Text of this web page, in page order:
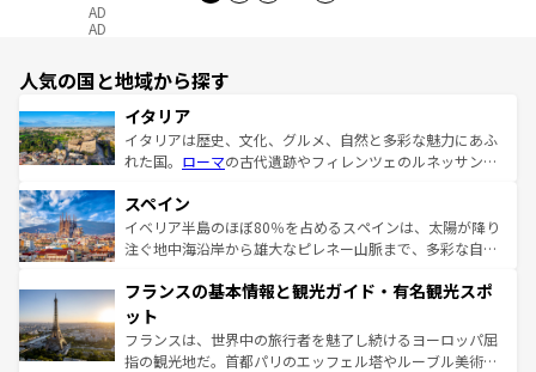
AD
AD
人気の国と地域から探す
イタリア
イタリアは歴史、文化、グルメ、自然と多彩な魅力にあふ
れた国。 ローマの古代遺跡やフィレンツェのルネッサンス
ろん、トスカーナの美しい田園風景やアマルフィ海岸の絶
景など、自然景観も見逃せない。観光の合間には、本場の
ピザやパスタなど、絶品のイタリア料理を堪能することも
ませてくれるイタリアで、忘れられない旅をしてみよう！
なお、新着のイタリア情報は
しい。
スペイン
イベリア半島のほぼ80％を占めるスペインは、太陽が降り
注ぐ地中海沿岸から雄大なピレネー山脈まで、多彩な自然
文化が根付くこの国では、情熱的なフラメンコ、熱気あふ
れる闘牛、そして美味しいタパスが生活の一部となってい
る。首都マドリードの洗練された雰囲気や、バルセロナの
アートに溢れた街角から、地方では古代ローマ遺跡や中世
フランスの基本情報と観光ガイド・有名観光スポ
ット
フランスは、世界中の旅行者を魅了し続けるヨーロッパ屈
指の観光地だ。首都パリのエッフェル塔やルーブル美術館